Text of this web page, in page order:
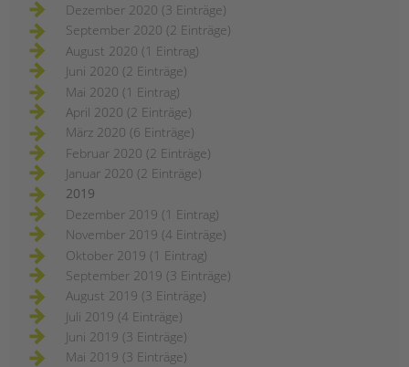
Dezember 2020 (3 Einträge)
September 2020 (2 Einträge)
August 2020 (1 Eintrag)
Juni 2020 (2 Einträge)
Mai 2020 (1 Eintrag)
April 2020 (2 Einträge)
März 2020 (6 Einträge)
Februar 2020 (2 Einträge)
Januar 2020 (2 Einträge)
2019
Dezember 2019 (1 Eintrag)
November 2019 (4 Einträge)
Oktober 2019 (1 Eintrag)
September 2019 (3 Einträge)
August 2019 (3 Einträge)
Juli 2019 (4 Einträge)
Juni 2019 (3 Einträge)
Mai 2019 (3 Einträge)